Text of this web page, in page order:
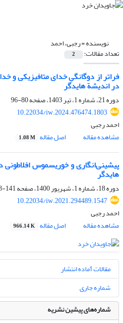
نویسنده =رجبی، احمد
تعداد مقالات: 2
فراتر از دوگانگیِ خدای متافیزیکی و
در اندیشة هایدگر
دوره 21، شماره 1، تیر 1403، صفحه
80-96
10.22034/iw.2024.476474.1803
احمد رجبی
مشاهده مقاله
اصل مقاله 1.08 M
پیشینی‌انگاری و خوریسموس
هایدگر
دوره 18، شماره 1، شهریور 1400، صفحه
141-168
10.22034/iw.2021.294489.1547
احمد رجبی
مشاهده مقاله
اصل مقاله 966.14 K
مقالات آماده انتشار
شماره جاری
شماره‌های پیشین نشریه